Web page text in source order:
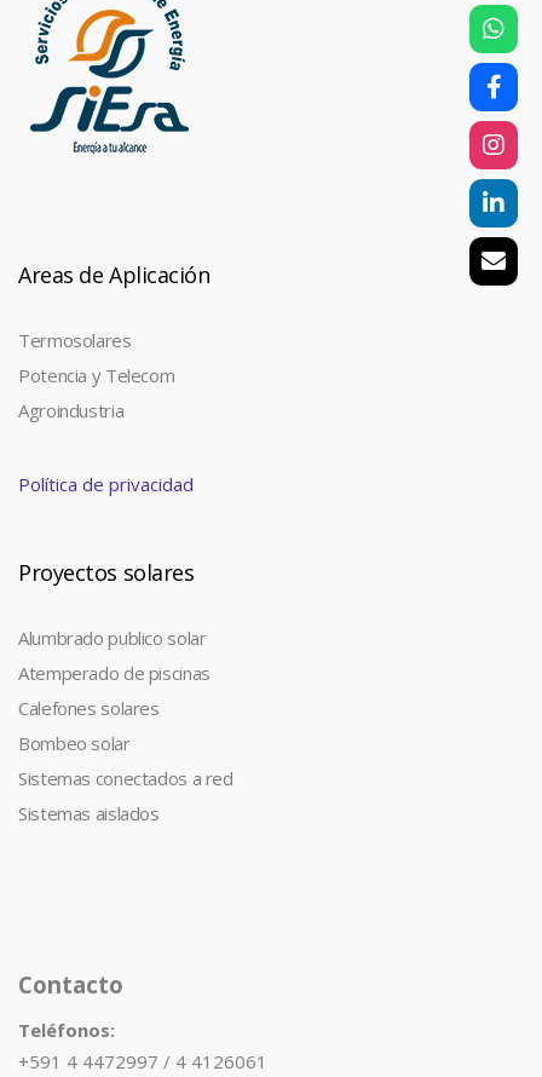
Areas de Aplicación
Termosolares
Potencia y Telecom
Agroindustria
Política de privacidad
Proyectos solares
Alumbrado publico solar
Atemperado de piscinas
Calefones solares
Bombeo solar
Sistemas conectados a red
Sistemas aislados
Contacto
Teléfonos:
+591 4 4472997 / 4 4126061